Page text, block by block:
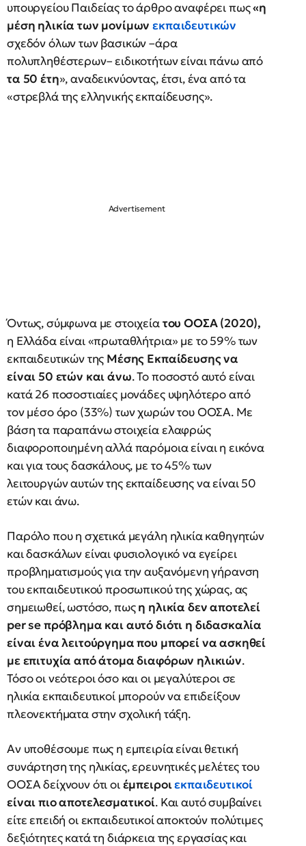
υπουργείου Παιδείας το άρθρο αναφέρει πως«η
μέση ηλικία των μονίμωνεκπαιδευτικών
σχεδόν όλων των βασικών –άρα
πολυπληθέστερων– ειδικοτήτων είναι πάνω από
τα 50 έτη», αναδεικνύοντας, έτσι, ένα από τα
«στρεβλά της ελληνικής εκπαίδευσης».
Όντως, σύμφωνα με στοιχείατου ΟΟΣΑ (2020),
η Ελλάδα είναι «πρωταθλήτρια» με το 59% των
εκπαιδευτικών της Μέσης Εκπαίδευσης να
είναι 50 ετών και άνω. Το ποσοστό αυτό είναι
κατά 26 ποσοστιαίες μονάδες υψηλότερο από
τον μέσο όρο (33%) των χωρών του ΟΟΣΑ. Με
βάση τα παραπάνω στοιχεία ελαφρώς
διαφοροποιημένη αλλά παρόμοια είναι η εικόνα
και για τους δασκάλους, με το 45% των
λειτουργών αυτών της εκπαίδευσης να είναι 50
ετών και άνω.
Παρόλο που η σχετικά μεγάλη ηλικία καθηγητών
και δασκάλων είναι φυσιολογικό να εγείρει
προβληματισμούς για την αυξανόμενη γήρανση
του εκπαιδευτικού προσωπικού της χώρας, ας
σημειωθεί, ωστόσο, πωςη ηλικία δεν αποτελεί
per se πρόβλημα και αυτό διότι η διδασκαλία
είναι ένα λειτούργημα που μπορεί να ασκηθεί
με επιτυχία από άτομα διαφόρων ηλικιών.
Τόσο οι νεότεροι όσο και οι μεγαλύτεροι σε
ηλικία εκπαιδευτικοί μπορούν να επιδείξουν
πλεονεκτήματα στην σχολική τάξη.
Αν υποθέσουμε πως η εμπειρία είναι θετική
συνάρτηση της ηλικίας, ερευνητικές μελέτες του
ΟΟΣΑ δείχνουν ότι οιέμπειροιεκπαιδευτικοί
είναι πιο αποτελεσματικοί. Και αυτό συμβαίνει
είτε επειδή οι εκπαιδευτικοί αποκτούν πολύτιμες
δεξιότητες κατά τη διάρκεια της εργασίας και